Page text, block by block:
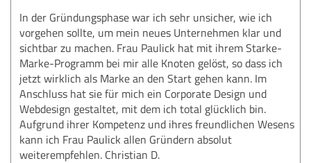
In der Gründungsphase war ich sehr unsicher, wie ich
vorgehen sollte, um mein neues Unternehmen klar und
sichtbar zu machen. Frau Paulick hat mit ihrem Starke-
Marke-Programm bei mir alle Knoten gelöst, so dass ich
jetzt wirklich als Marke an den Start gehen kann. Im
Anschluss hat sie für mich ein Corporate Design und
Webdesign gestaltet, mit dem ich total glücklich bin.
Aufgrund ihrer Kompetenz und ihres freundlichen Wesens
kann ich Frau Paulick allen Gründern absolut
weiterempfehlen. Christian D.